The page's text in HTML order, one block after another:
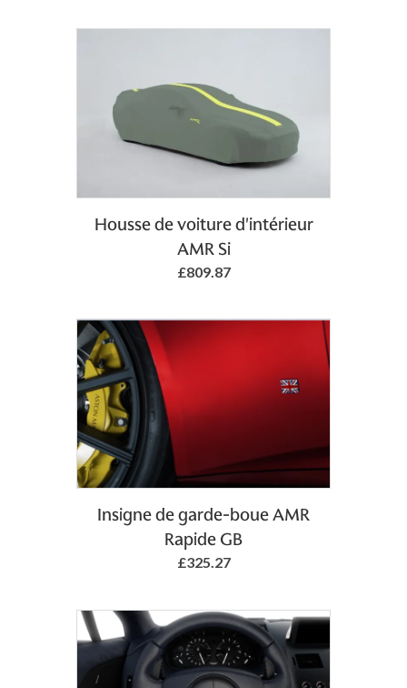
Add to Basket
Housse de voiture d'intérieur
AMR Si
£809.87
Add to Basket
Insigne de garde-boue AMR
Rapide GB
£325.27